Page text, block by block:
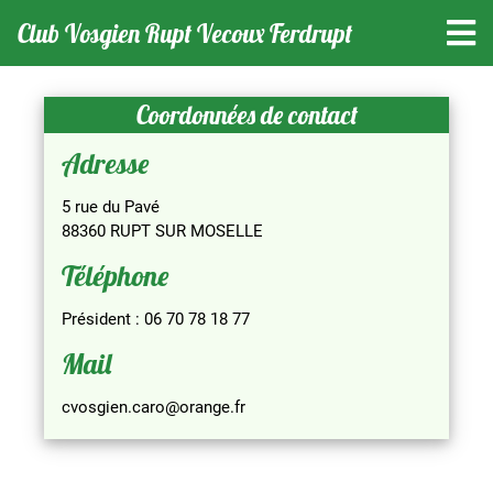
Club Vosgien Rupt Vecoux Ferdrupt
Coordonnées de contact
Adresse
5 rue du Pavé
88360 RUPT SUR MOSELLE
Téléphone
Président : 06 70 78 18 77
Mail
cvosgien.caro@orange.fr